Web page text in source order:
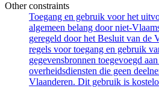
Other constraints
Toegang en gebruik voor het
algemeen belang door niet-
geregeld door het Besluit van de
regels voor toegang en gebruik
gegevensbronnen toegevoegd
overheidsdiensten die geen
Vlaanderen. Dit gebruik is